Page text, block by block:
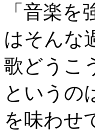
「音楽
はそんな
歌どうこ
というの
を味わせ